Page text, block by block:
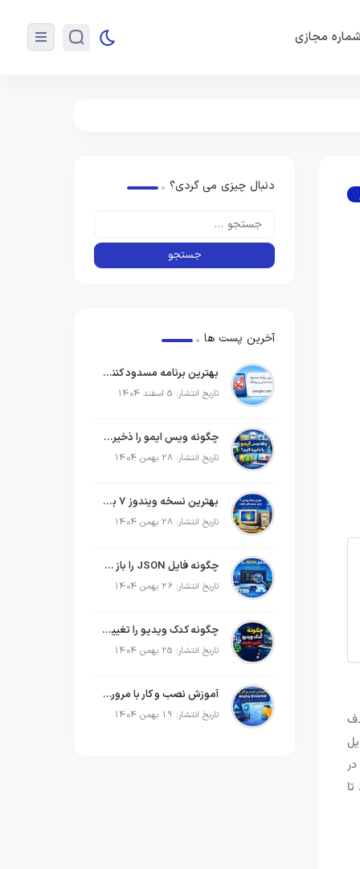
شماره مجازی
دنبال چیزی می گردی؟
آخرین پست ها
بهترین برنامه مسدود کننده تماس و پیامک در سال 2026
تاریخ انتشار: 5 اسفند 1404
چگونه ویس ایمو را ذخیره کنیم؟
تاریخ انتشار: 28 بهمن 1404
بهترین نسخه ویندوز 7 برای سیستم های ضعیف
تاریخ انتشار: 28 بهمن 1404
چگونه فایل JSON را باز کنیم؟
تاریخ انتشار: 26 بهمن 1404
چگونه کدک ویدیو را تغییر دهیم؟
تاریخ انتشار: 25 بهمن 1404
آموزش نصب و کار با مرورگر Aloha Browser
تاریخ انتشار: 19 بهمن 1404